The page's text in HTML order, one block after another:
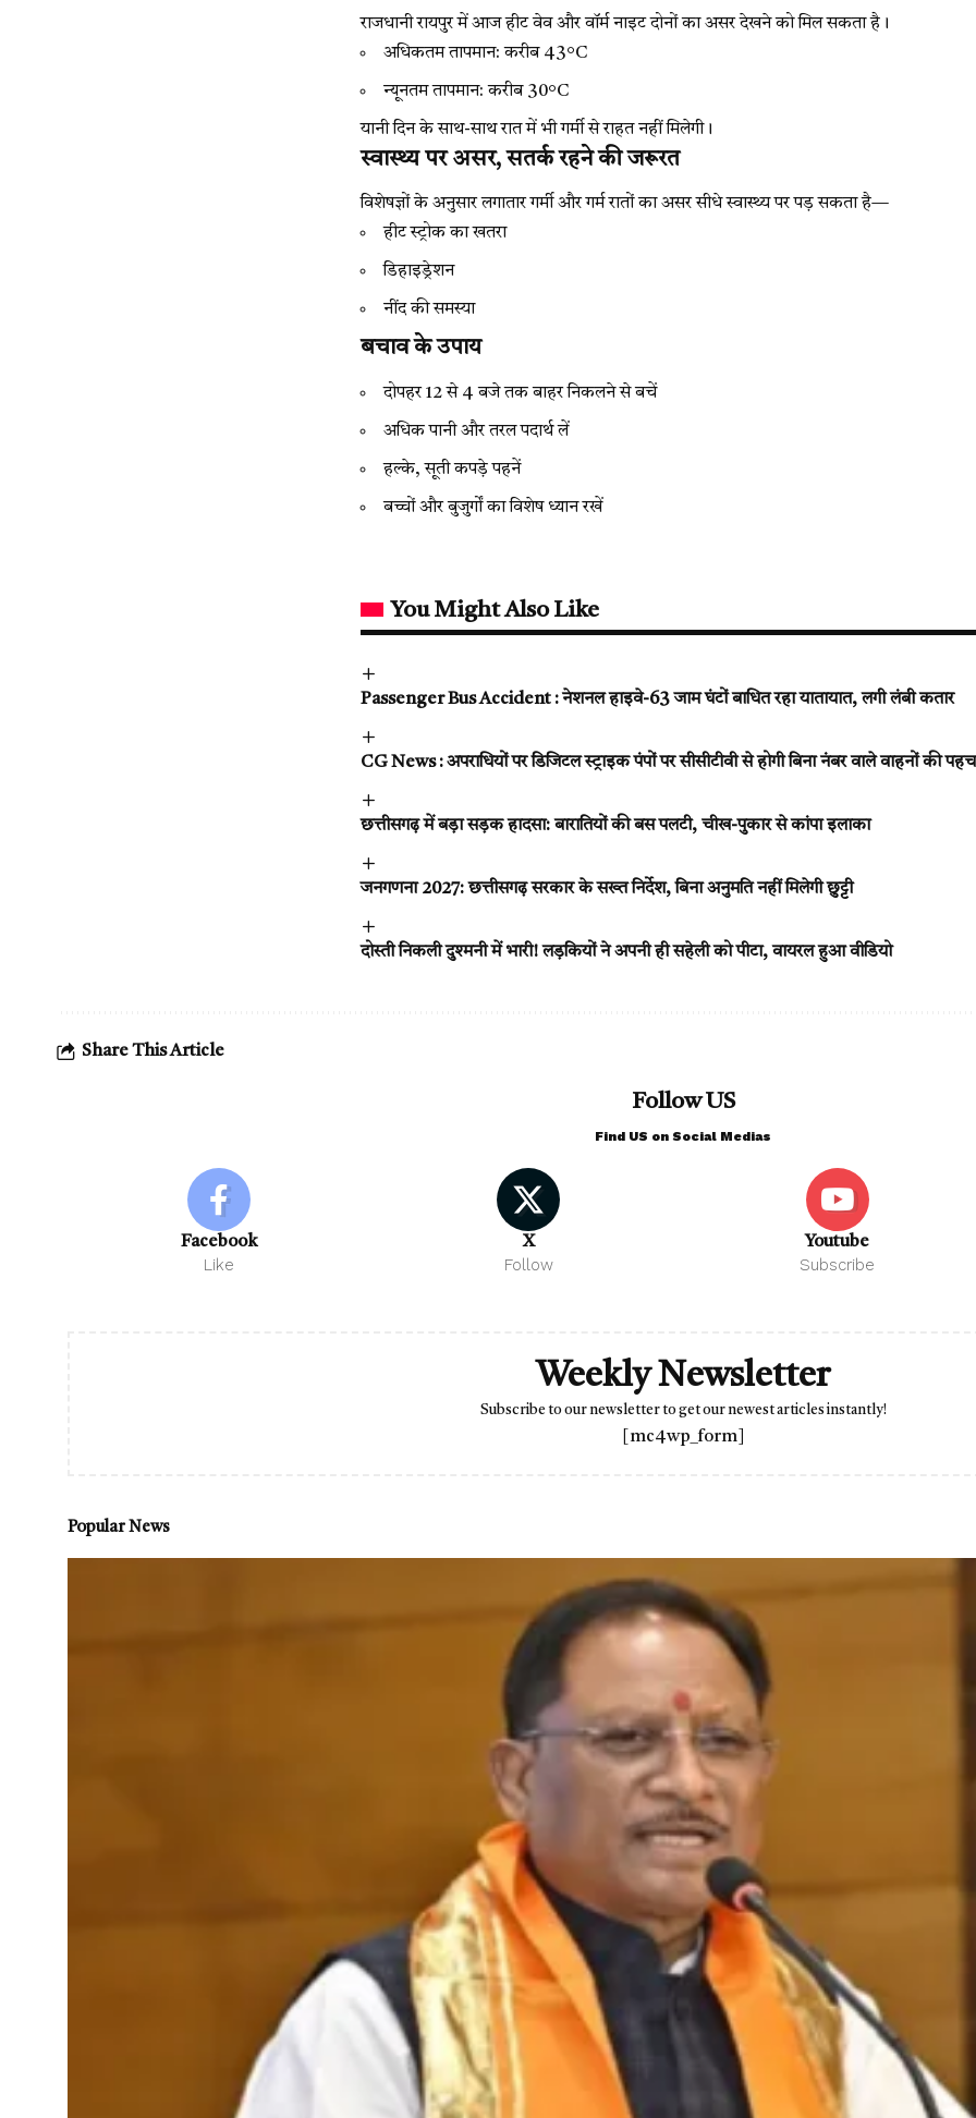
राजधानी रायपुर में आज हीट वेव और वॉर्म नाइट दोनों का असर देखने को मिल सकता है।
अधिकतम तापमान: करीब 43°C
न्यूनतम तापमान: करीब 30°C
यानी दिन के साथ-साथ रात में भी गर्मी से राहत नहीं मिलेगी।
स्वास्थ्य पर असर, सतर्क रहने की जरूरत
विशेषज्ञों के अनुसार लगातार गर्मी और गर्म रातों का असर सीधे स्वास्थ्य पर पड़ सकता है—
हीट स्ट्रोक का खतरा
डिहाइड्रेशन
नींद की समस्या
बचाव के उपाय
दोपहर 12 से 4 बजे तक बाहर निकलने से बचें
अधिक पानी और तरल पदार्थ लें
हल्के, सूती कपड़े पहनें
बच्चों और बुजुर्गों का विशेष ध्यान रखें
You Might Also Like
Passenger Bus Accident : नेशनल हाइवे-63 जाम घंटों बाधित रहा यातायात, लगी लंबी कतार
CG News : अपराधियों पर डिजिटल स्ट्राइक पंपों पर सीसीटीवी से होगी बिना नंबर वाले वाहनों की
छत्तीसगढ़ में बड़ा सड़क हादसा: बारातियों की बस पलटी, चीख-पुकार से कांपा इलाका
जनगणना 2027: छत्तीसगढ़ सरकार के सख्त निर्देश, बिना अनुमति नहीं मिलेगी छुट्टी
दोस्ती निकली दुश्मनी में भारी! लड़कियों ने अपनी ही सहेली को पीटा, वायरल हुआ वीडियो
Share This Article
Follow US
Find US on Social Medias
Facebook
Like
X
Follow
Youtube
Subscribe
Weekly Newsletter
Subscribe to our newsletter to get our newest articles instantly!
[mc4wp_form]
Popular News